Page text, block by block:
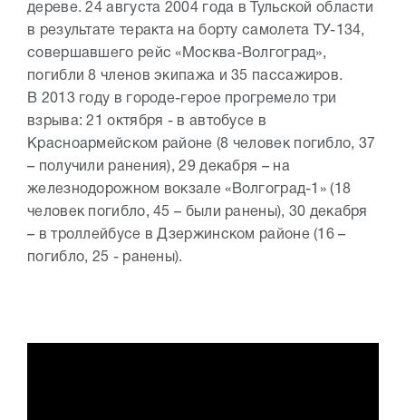
дереве. 24 августа 2004 года в Тульской области
в результате теракта на борту самолета ТУ-134,
совершавшего рейс «Москва-Волгоград»,
погибли 8 членов экипажа и 35 пассажиров.
В 2013 году в городе-герое прогремело три
взрыва: 21 октября - в автобусе в
Красноармейском районе (8 человек погибло, 37
– получили ранения), 29 декабря – на
железнодорожном вокзале «Волгоград-1» (18
человек погибло, 45 – были ранены), 30 декабря
– в троллейбусе в Дзержинском районе (16 –
погибло, 25 - ранены).